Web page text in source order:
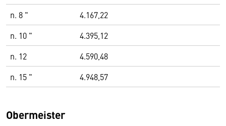
n. 8 "
4.167,22
n. 10 "
4.395,12
n. 12
4.590,48
n. 15 "
4.948,57
Obermeister